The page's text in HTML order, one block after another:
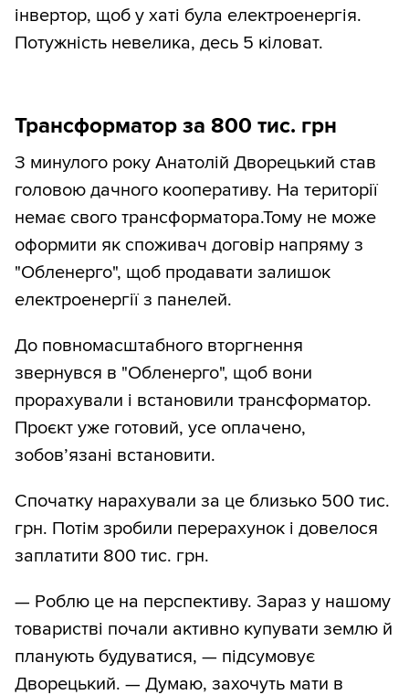
інвертор, щоб у хаті була електроенергія.
Потужність невелика, десь 5 кіловат.
Трансформатор за 800 тис. грн
З минулого року Анатолій Дворецький став
головою дачного кооперативу. На території
немає свого трансформатора.Тому не може
оформити як споживач договір напряму з
"Обленерго", щоб продавати залишок
електроенергії з панелей.
До повномасштабного вторгнення
звернувся в "Обленерго", щоб вони
прорахували і встановили трансформатор.
Проєкт уже готовий, усе оплачено,
зобов’язані встановити.
Спочатку нарахували за це близько 500 тис.
грн. Потім зробили перерахунок і довелося
заплатити 800 тис. грн.
— Роблю це на перспективу. Зараз у нашому
товаристві почали активно купувати землю й
планують будуватися, — підсумовує
Дворецький. — Думаю, захочуть мати в